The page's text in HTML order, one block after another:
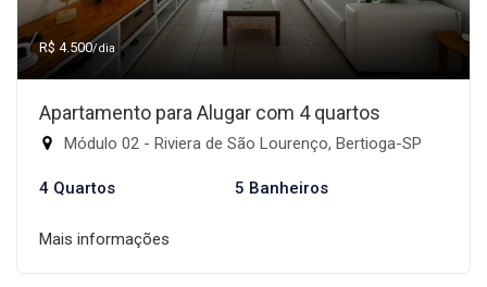
R$ 4.500/dia
Apartamento para Alugar com 4 quartos
Módulo 02 - Riviera de São Lourenço, Bertioga-SP
4 Quartos 5 Banheiros
Mais informações